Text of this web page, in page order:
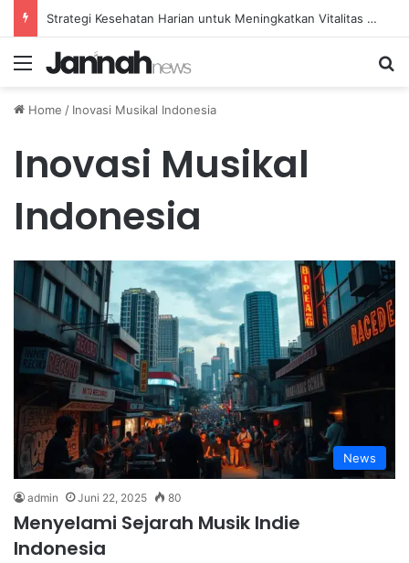
Strategi Kesehatan Harian untuk Meningkatkan Vitalitas dan Mengatasi Kelelahan Sehari-hari
Menu
Home / Inovasi Musikal Indonesia
Inovasi Musikal
Indonesia
News
admin Juni 22, 2025 80
Menyelami Sejarah Musik Indie
Indonesia